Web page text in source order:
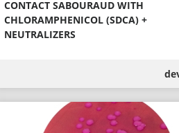
CONTACT SABOURAUD WITH
CHLORAMPHENICOL (SDCA) +
NEUTRALIZERS